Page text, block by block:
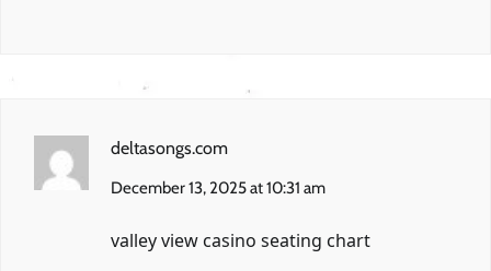
deltasongs.com
December 13, 2025 at 10:31 am
valley view casino seating chart